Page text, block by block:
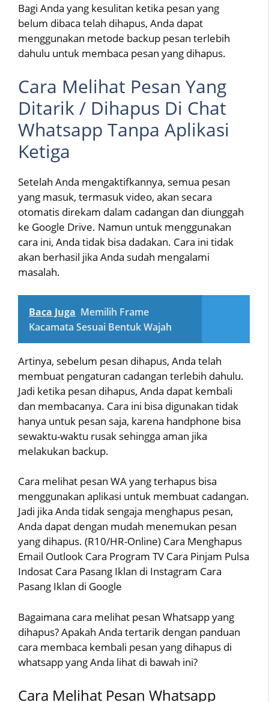
Bagi Anda yang kesulitan ketika pesan yang
belum dibaca telah dihapus, Anda dapat
menggunakan metode backup pesan terlebih
dahulu untuk membaca pesan yang dihapus.
Cara Melihat Pesan Yang
Ditarik / Dihapus Di Chat
Whatsapp Tanpa Aplikasi
Ketiga
Setelah Anda mengaktifkannya, semua pesan
yang masuk, termasuk video, akan secara
otomatis direkam dalam cadangan dan diunggah
ke Google Drive. Namun untuk menggunakan
cara ini, Anda tidak bisa dadakan. Cara ini tidak
akan berhasil jika Anda sudah mengalami
masalah.
Baca Juga Memilih Frame
Kacamata Sesuai Bentuk Wajah
Artinya, sebelum pesan dihapus, Anda telah
membuat pengaturan cadangan terlebih dahulu.
Jadi ketika pesan dihapus, Anda dapat kembali
dan membacanya. Cara ini bisa digunakan tidak
hanya untuk pesan saja, karena handphone bisa
sewaktu-waktu rusak sehingga aman jika
melakukan backup.
Cara melihat pesan WA yang terhapus bisa
menggunakan aplikasi untuk membuat cadangan.
Jadi jika Anda tidak sengaja menghapus pesan,
Anda dapat dengan mudah menemukan pesan
yang dihapus. (R10/HR-Online) Cara Menghapus
Email Outlook Cara Program TV Cara Pinjam Pulsa
Indosat Cara Pasang Iklan di Instagram Cara
Pasang Iklan di Google
Bagaimana cara melihat pesan Whatsapp yang
dihapus? Apakah Anda tertarik dengan panduan
cara membaca kembali pesan yang dihapus di
whatsapp yang Anda lihat di bawah ini?
Cara Melihat Pesan Whatsapp